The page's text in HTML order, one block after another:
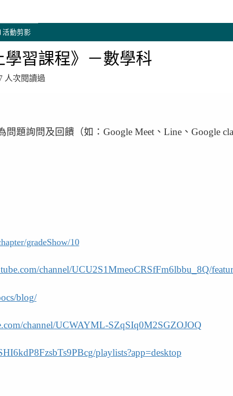
活動剪影
習課程》－數學科
人次閱讀過
問題詢問及回饋 （如：Google Meet、Line、Google
gradeShow/10
channel/UCU2S1MmeoCRSfFm6lbbu_8Q/
blog/
channel/UCWAYML-SZqSIq0M2SGZOJOQ
playlists?app=desktop